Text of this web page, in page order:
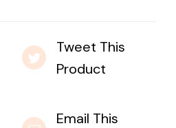
Tweet This
Product
Email This